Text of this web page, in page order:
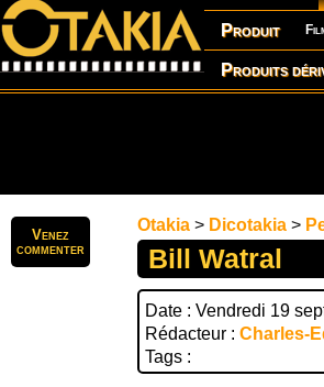
Produit
Produits
Venez
commenter
Otakia > Dicotakia >
Bill Watral
Date : Vendredi 19
Rédacteur : Charles-
Tags :